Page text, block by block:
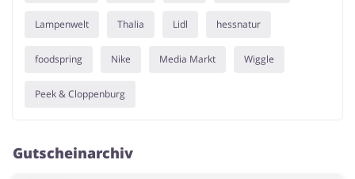
Lampenwelt Thalia Lidl hessnatur
foodspring Nike Media Markt Wiggle
Peek & Cloppenburg
Gutscheinarchiv